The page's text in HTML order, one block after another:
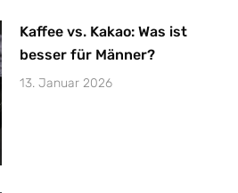
Kaffee vs. Kakao: Was ist
besser für Männer?
13. Januar 2026